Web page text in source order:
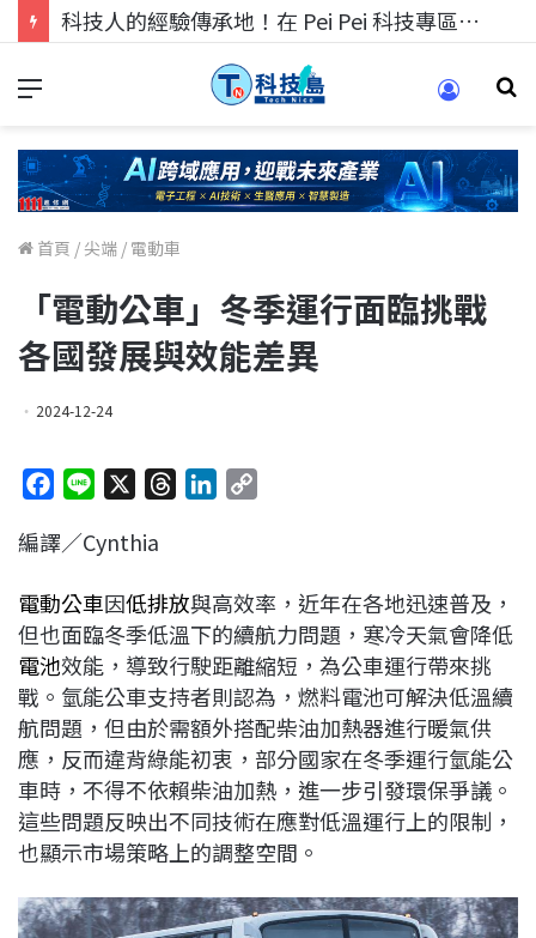
科技人的經驗傳承地！在 Pei Pei 科技專區，與學弟妹交流最硬核的技術
首頁 /尖端 / 電動車
「電動公車」冬季運行面臨挑戰
各國發展與效能差異
2024-12-24
c
b
o
o
k
n
a
d
s
e
d
I
n
L
i
n
k
編譯／Cynthia
電動公車因低排放與高效率，近年在各地迅速普及，
但也面臨冬季低溫下的續航力問題，寒冷天氣會降低
電池效能，導致行駛距離縮短，為公車運行帶來挑
戰。氫能公車支持者則認為，燃料電池可解決低溫續
航問題，但由於需額外搭配柴油加熱器進行暖氣供
應，反而違背綠能初衷，部分國家在冬季運行氫能公
車時，不得不依賴柴油加熱，進一步引發環保爭議。
這些問題反映出不同技術在應對低溫運行上的限制，
也顯示市場策略上的調整空間。